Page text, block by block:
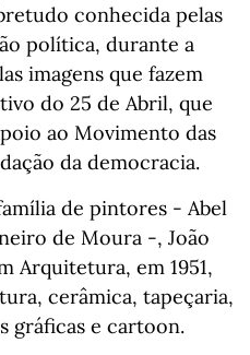
conhecida pelas
política, durante a
imagens que fazem
do 25 de Abril, que
ao Movimento das
da democracia.
de pintores - Abel
de Moura -, João
Arquitetura, em 1951,
cerâmica, tapeçaria,
gráficas e cartoon.